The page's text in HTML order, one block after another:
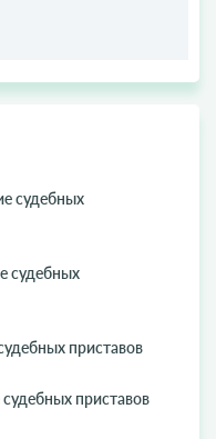
судебных
судебных
приставов
приставов